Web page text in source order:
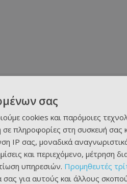
σας
cookies και παρόμοιες
πληροφορίες στη συσκευή σας
IP σας, μοναδικά
και περιεχόμενο, μέτρηση
υπηρεσιών. Προμηθευτές
για αυτούς και άλλους